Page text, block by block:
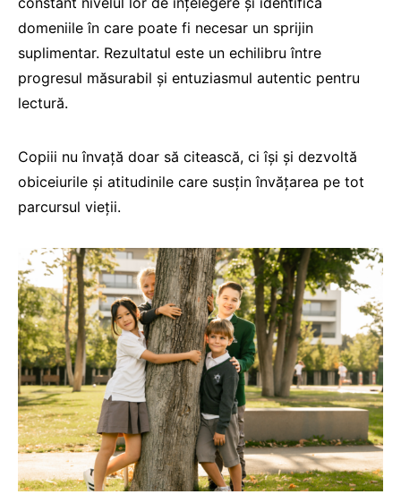
domeniile în care poate fi necesar un sprijin
suplimentar. Rezultatul este un echilibru între
progresul măsurabil și entuziasmul autentic pentru
lectură.
Copiii nu învață doar să citească, ci își și dezvoltă
obiceiurile și atitudinile care susțin învățarea pe tot
parcursul vieții.